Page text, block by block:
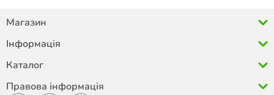
Магазин
Інформація
Каталог
Правова інформація